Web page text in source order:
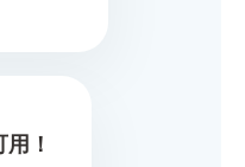
！